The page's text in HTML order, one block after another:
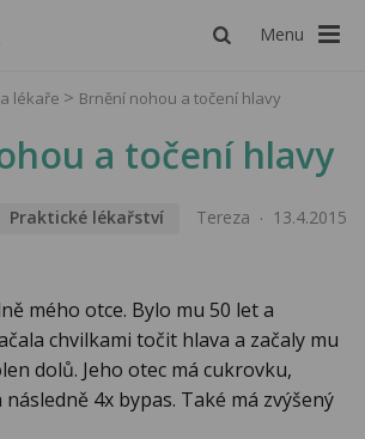
Menu
lékaře Brnění nohou a točení hlavy
a točení hlavy
Praktické lékařství Tereza 13.4.2015
mého otce. Bylo mu 50 let a
chvilkami točit hlava a začaly mu
dolů. Jeho otec má cukrovku,
4x bypas. Také má zvýšený